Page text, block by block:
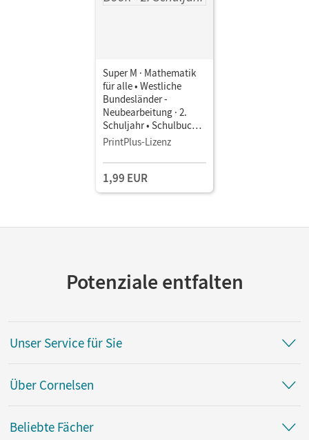
Super M · Mathematik
für alle • Westliche
Bundesländer -
Neubearbeitung · 2.
Schuljahr • Schulbuch
als E-Book
PrintPlus-Lizenz
1,99 EUR
Potenziale entfalten
Unser Service für Sie
Über Cornelsen
Beliebte Fächer